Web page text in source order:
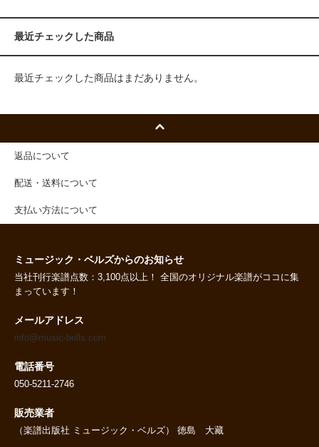
最近チェックした商品
最近チェックした商品はまだありません。
返品について
配送・送料について
支払い方法について
ミュージック・ベルズからのお知らせ
当社刊行楽譜点数：3,100点以上！ 全国のオリジナル楽譜がココに集
まっています！
メールアドレス
info@music-bells.com
電話番号
050-5211-2746
販売業者
（楽譜出版社 ミュージック・ベルズ） 徳島 大藏